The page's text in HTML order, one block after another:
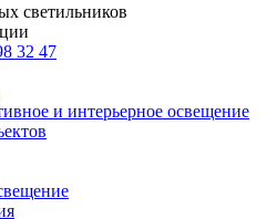
светильников
32 47
и интерьерное освещение